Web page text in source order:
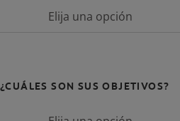
Elija una opción
¿CUÁLES SON SUS OBJETIVOS?